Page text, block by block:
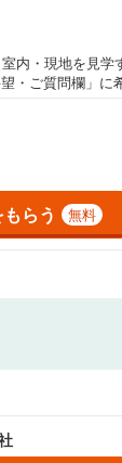
内・現地を見学
・ご質問欄」に
を成約すると
ーン」の対象にな
お問い合わせく
ポイントは
感謝してこれか
みようと思われ
？何も決まって
ッフ一同いつでも
らう 無料
298)
)
)
あり （8）